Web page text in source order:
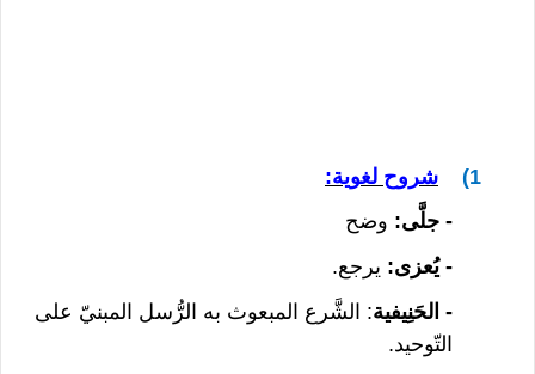
1) شروح لغوية:
- جلَّى: وضح
- يُعزى: يرجع.
- الحَنِيفية: الشَّرع المبعوث به الرُّسل المبنيّ على
التّوحيد.